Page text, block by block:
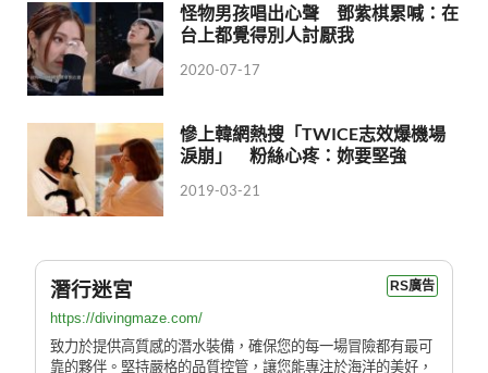
怪物男孩唱出心聲 鄧紫棋累喊：在
台上都覺得別人討厭我
2020-07-17
慘上韓網熱搜「TWICE志效爆機場
淚崩」 粉絲心疼：妳要堅強
2019-03-21
潛行迷宮 RS廣告
https://divingmaze.com/
致力於提供高質感的潛水裝備，確保您的每一場冒險都有最可
靠的夥伴。堅持嚴格的品質控管，讓您能專注於海洋的美好，